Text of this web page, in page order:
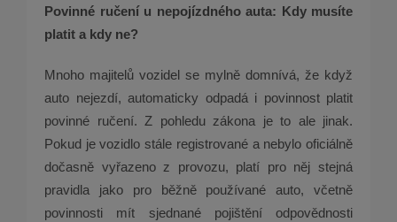
Povinné ručení u nepojízdného auta: Kdy musíte
platit a kdy ne?
Mnoho majitelů vozidel se mylně domnívá, že když
auto nejezdí, automaticky odpadá i povinnost platit
povinné ručení. Z pohledu zákona je to ale jinak.
Pokud je vozidlo stále registrované a nebylo oficiálně
dočasně vyřazeno z provozu, platí pro něj stejná
pravidla jako pro běžně používané auto, včetně
povinnosti mít sjednané pojištění odpovědnosti